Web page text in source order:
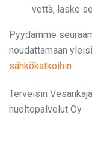
vettä, laske
Pyydämme
noudattamaan
sähkökatkoihin
Terveisin
huoltopalvelut Oy